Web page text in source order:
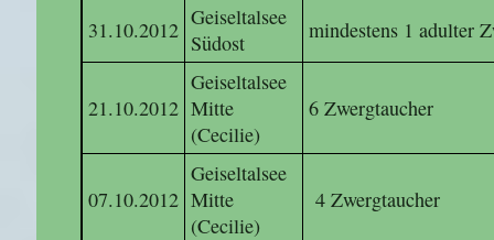
31.10.2012 Geiseltalsee
Südost
mindestens 1 adulter
21.10.2012
Geiseltalsee
Mitte
(Cecilie)
6 Zwergtaucher
07.10.2012
Geiseltalsee
Mitte
(Cecilie)
4 Zwergtaucher